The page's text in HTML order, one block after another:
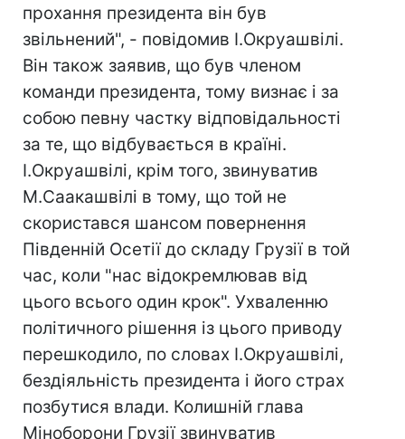
прохання президента він був
звільнений", - повідомив І.Окруашвiлi.
Він також заявив, що був членом
команди президента, тому визнає і за
собою певну частку відповідальності
за те, що відбувається в країні.
І.Окруашвілі, крім того, звинуватив
М.Саакашвілі в тому, що той не
скористався шансом повернення
Південній Осетії до складу Грузії в той
час, коли "нас відокремлював від
цього всього один крок". Ухваленню
політичного рішення із цього приводу
перешкодило, по словах І.Окруашвілі,
бездіяльність президента і його страх
позбутися влади. Колишній глава
Міноборони Грузії звинуватив